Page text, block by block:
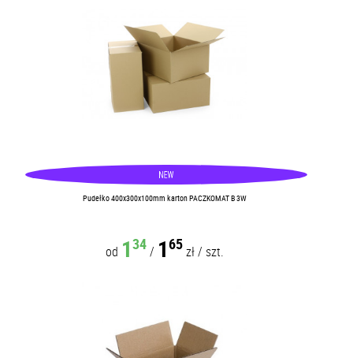
Pudełko 400x300x100mm karton PACZKOMAT B 3W
od 134/ 165zł/ szt.